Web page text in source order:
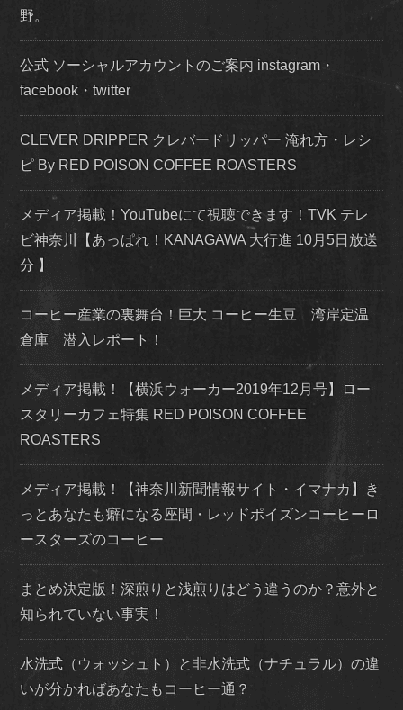
野。
公式 ソーシャルアカウントのご案内 instagram・
facebook・twitter
CLEVER DRIPPER クレバードリッパー 淹れ方・レシ
ピ By RED POISON COFFEE ROASTERS
メディア掲載！YouTubeにて視聴できます！TVK テレ
ビ神奈川【あっぱれ！KANAGAWA 大行進 10月5日放送
分 】
コーヒー産業の裏舞台！巨大 コーヒー生豆 湾岸定温
倉庫 潜入レポート！
メディア掲載！【横浜ウォーカー2019年12月号】ロー
スタリーカフェ特集 RED POISON COFFEE
ROASTERS
メディア掲載！【神奈川新聞情報サイト・イマナカ】き
っとあなたも癖になる座間・レッドポイズンコーヒーロ
ースターズのコーヒー
まとめ決定版！深煎りと浅煎りはどう違うのか？意外と
知られていない事実！
水洗式（ウォッシュト）と非水洗式（ナチュラル）の違
いが分かればあなたもコーヒー通？